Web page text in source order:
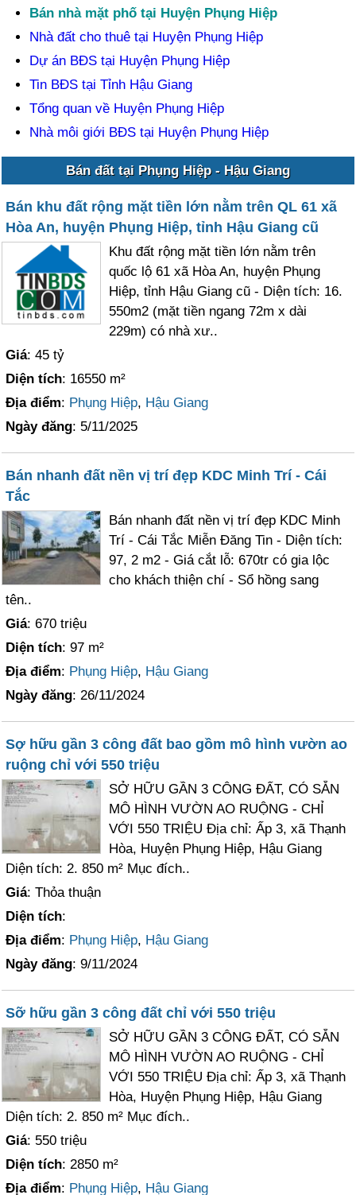
Bán nhà mặt phố tại Huyện Phụng Hiệp
Nhà đất cho thuê tại Huyện Phụng Hiệp
Dự án BĐS tại Huyện Phụng Hiệp
Tin BĐS tại Tỉnh Hậu Giang
Tổng quan về Huyện Phụng Hiệp
Nhà môi giới BĐS tại Huyện Phụng Hiệp
Bán đất tại Phụng Hiệp - Hậu Giang
Bán khu đất rộng mặt tiền lớn nằm trên QL 61 xã
Hòa An, huyện Phụng Hiệp, tỉnh Hậu Giang cũ
Khu đất rộng mặt tiền lớn nằm trên
quốc lộ 61 xã Hòa An, huyện Phụng
Hiệp, tỉnh Hậu Giang cũ - Diện tích: 16.
550m2 (mặt tiền ngang 72m x dài
229m) có nhà xư..
Giá: 45 tỷ
Diện tích: 16550 m²
Địa điểm: Phụng Hiệp, Hậu Giang
Ngày đăng: 5/11/2025
Bán nhanh đất nền vị trí đẹp KDC Minh Trí - Cái
Tắc
Bán nhanh đất nền vị trí đẹp KDC Minh
Trí - Cái Tắc Miễn Đăng Tin - Diện tích:
97, 2 m2 - Giá cắt lỗ: 670tr có gia lộc
cho khách thiện chí - Sổ hồng sang
tên..
Giá: 670 triệu
Diện tích: 97 m²
Địa điểm: Phụng Hiệp, Hậu Giang
Ngày đăng: 26/11/2024
Sợ hữu gần 3 công đất bao gồm mô hình vườn ao
ruộng chỉ với 550 triệu
SỞ HỮU GẦN 3 CÔNG ĐẤT, CÓ SẴN
MÔ HÌNH VƯỜN AO RUỘNG - CHỈ
VỚI 550 TRIỆU Địa chỉ: Ấp 3, xã Thạnh
Hòa, Huyện Phụng Hiệp, Hậu Giang
Diện tích: 2. 850 m² Mục đích..
Giá: Thỏa thuận
Diện tích:
Địa điểm: Phụng Hiệp, Hậu Giang
Ngày đăng: 9/11/2024
Sỡ hữu gần 3 công đất chỉ với 550 triệu
SỞ HỮU GẦN 3 CÔNG ĐẤT, CÓ SẴN
MÔ HÌNH VƯỜN AO RUỘNG - CHỈ
VỚI 550 TRIỆU Địa chỉ: Ấp 3, xã Thạnh
Hòa, Huyện Phụng Hiệp, Hậu Giang
Diện tích: 2. 850 m² Mục đích..
Giá: 550 triệu
Diện tích: 2850 m²
Địa điểm: Phụng Hiệp, Hậu Giang